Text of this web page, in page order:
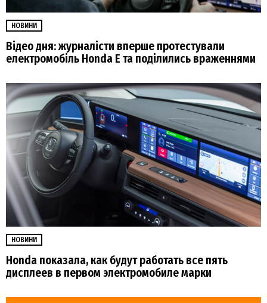
НОВИНИ
Відео дня: журналісти вперше протестували
електромобіль Honda E та поділились враженнями
НОВИНИ
Honda показала, как будут работать все пять
дисплеев в первом электромобиле марки